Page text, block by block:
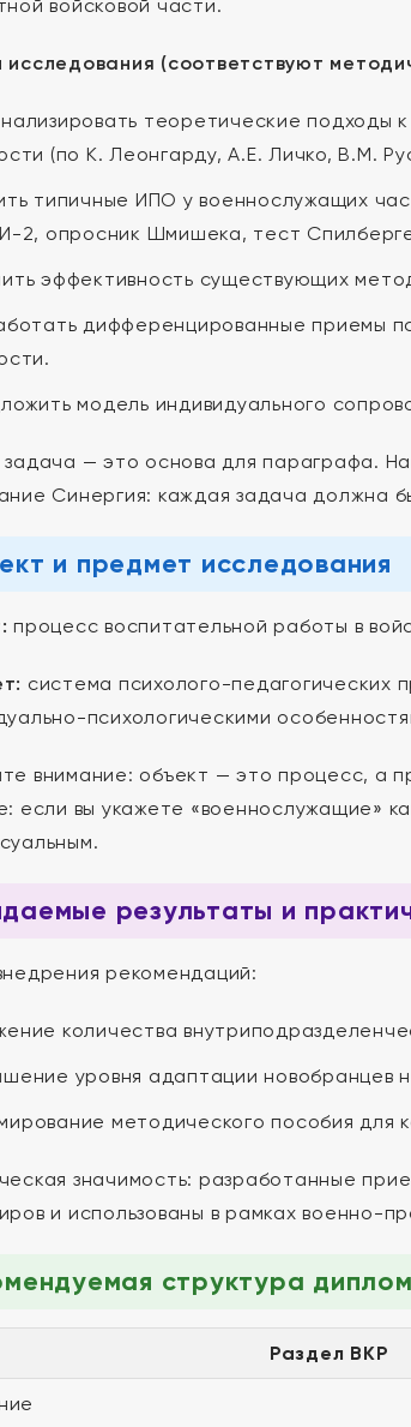
войсковой части.
(соответствуют
теоретические подходы
(по К. Леонгарду, А.Е. Личко, В.М.
типичные ИПО у военнослужащих
2, опросник Шмишека, тест
эффективность существующих
дифференцированные приемы
модель индивидуального
— это основа для параграфа.
Синергия: каждая задача должна
и предмет исследования
процесс воспитательной работы в
система психолого-педагогических
психологическими
внимание: объект — это процесс, а
если вы укажете «военнослужащие»
результаты и
рекомендаций:
количества
уровня адаптации новобранцев
методического пособия для
значимость: разработанные
и использованы в рамках военно-
структура
Раздел ВКР